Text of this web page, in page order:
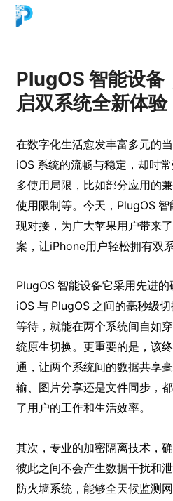
PlugOS 智能设备
启双系统全新体验
在数字化生活愈发丰富多元的
iOS 系统的流畅与稳定，却时
多使用局限，比如部分应用的
使用限制等。今天，PlugOS
现对接，为广大苹果用户带来
案，让iPhone用户轻松拥有双系
PlugOS 智能设备它采用先进
iOS 与 PlugOS 之间的毫秒级
等待，就能在两个系统间自如
统原生切换。更重要的是，该
通，让两个系统间的数据共享
输、图片分享还是文件同步，
了用户的工作和生活效率。
其次，专业的加密隔离技术，
彼此之间不会产生数据干扰和
防火墙系统，能够全天候监测
中文
Русский